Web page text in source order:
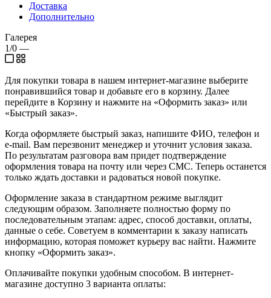
Доставка
Дополнительно
Галерея
1/0 —
Для покупки товара в нашем интернет-магазине выберите
понравившийся товар и добавьте его в корзину. Далее
перейдите в Корзину и нажмите на «Оформить заказ» или
«Быстрый заказ».
Когда оформляете быстрый заказ, напишите ФИО, телефон и
e-mail. Вам перезвонит менеджер и уточнит условия заказа.
По результатам разговора вам придет подтверждение
оформления товара на почту или через СМС. Теперь останется
только ждать доставки и радоваться новой покупке.
Оформление заказа в стандартном режиме выглядит
следующим образом. Заполняете полностью форму по
последовательным этапам: адрес, способ доставки, оплаты,
данные о себе. Советуем в комментарии к заказу написать
информацию, которая поможет курьеру вас найти. Нажмите
кнопку «Оформить заказ».
Оплачивайте покупки удобным способом. В интернет-
магазине доступно 3 варианта оплаты: